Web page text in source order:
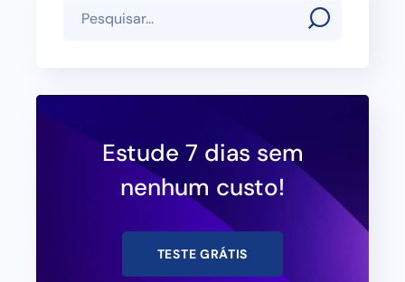
Estude 7 dias sem
nenhum custo!
TESTE GRÁTIS